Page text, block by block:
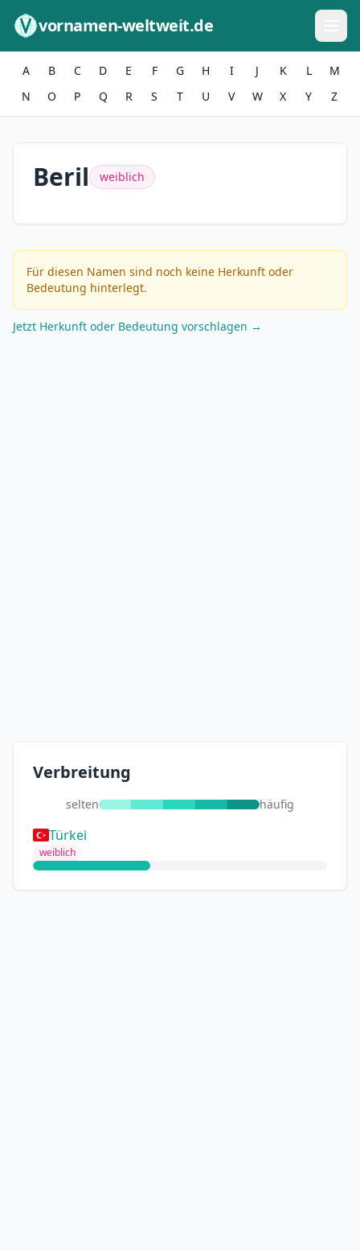
vornamen-weltweit.de
A B C D E F G H I J K L
M
N
O P Q R S T U V W X Y Z
Beril weiblich
Für diesen Namen sind noch keine Herkunft oder
Bedeutung hinterlegt.
Jetzt Herkunft oder Bedeutung vorschlagen →
Verbreitung
selten häufig
Türkei
weiblich